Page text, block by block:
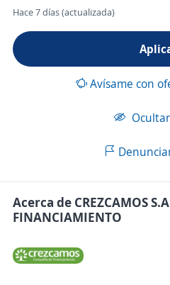
Hace 7 días (actualizada)
Avísame con
Acerca de CREZCAMOS
FINANCIAMIENTO